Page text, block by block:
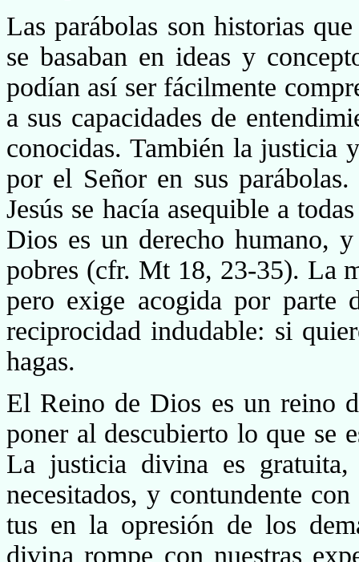
Las parábolas son historias
se basaban en ideas y
podían así ser fácilmente
a sus capacidades de
conocidas. También la justicia
por el Señor en sus
Jesús se hacía asequible a
Dios es un derecho humano,
pobres (cfr. Mt 18, 23-35). La
pero exige acogida por parte
reciprocidad indudable: si
hagas.
El Reino de Dios es un reino
poner al descubierto lo que se
La justicia divina es gratuita,
necesitados, y contundente
tus en la opresión de los
divina rompe con nuestras